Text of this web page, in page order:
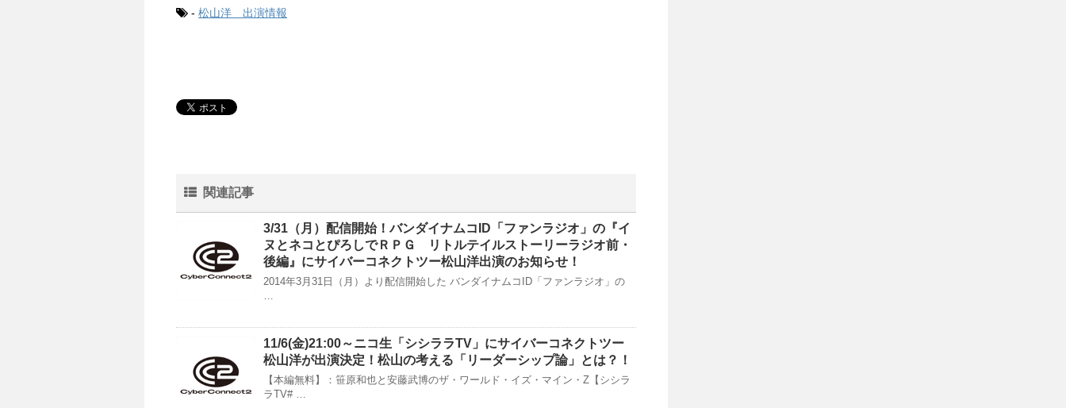
- 松山洋 出演情報
関連記事
3/31（月）配信開始！バンダイナムコID「ファンラジオ」の『イ
ヌとネコとぴろしでＲＰＧ リトルテイルストーリーラジオ前・
後編』にサイバーコネクトツー松山洋出演のお知らせ！
2014年3月31日（月）より配信開始した バンダイナムコID「ファンラジオ」の
…
11/6(金)21:00～ニコ生「シシララTV」にサイバーコネクトツー
松山洋が出演決定！松山の考える「リーダーシップ論」とは？！
【本編無料】：笹原和也と安藤武博のザ・ワールド・イズ・マイン・Z【シシラ
ラTV# …